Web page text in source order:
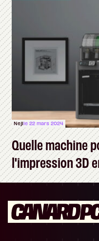
Nejile 22 mars 2024
Quelle machine
l'impression 3D